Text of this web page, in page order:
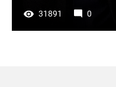
31891 0